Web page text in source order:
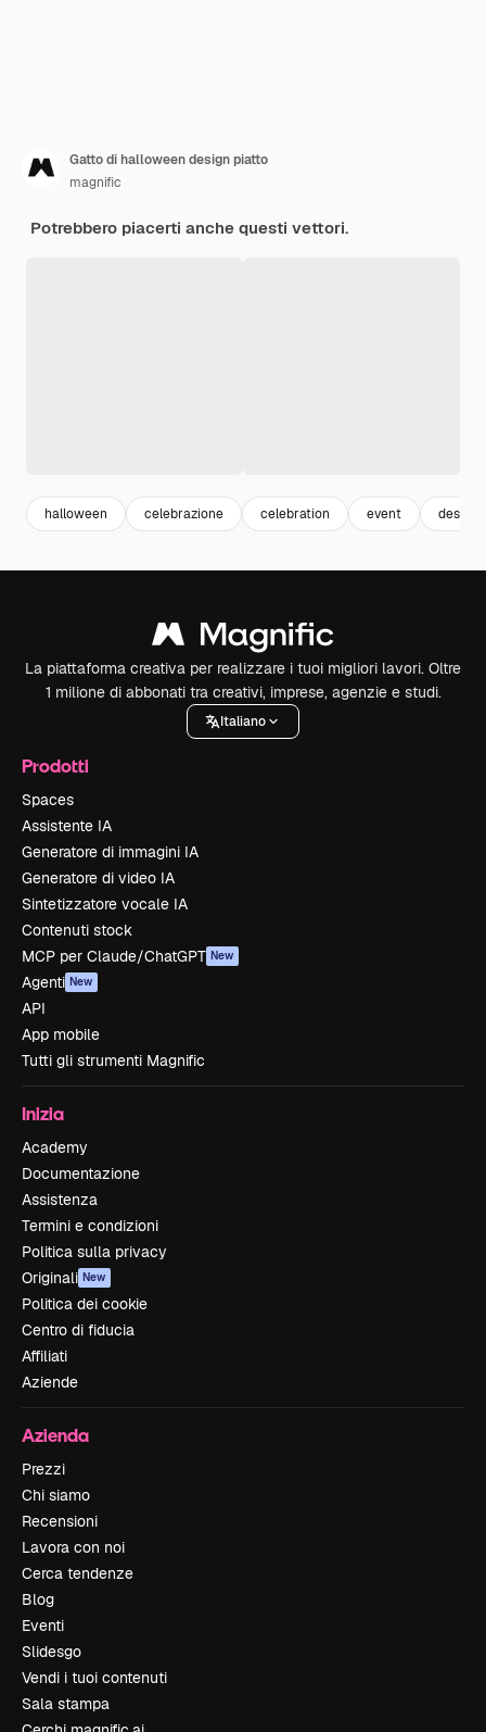
Gatto di halloween design piatto
magnific
Potrebbero piacerti anche questi vettori.
halloween celebrazione celebration event design
La piattaforma creativa per realizzare i tuoi migliori lavori. Oltre
1 milione di abbonati tra creativi, imprese, agenzie e studi.
Italiano
Prodotti
Spaces
Assistente IA
Generatore di immagini IA
Generatore di video IA
Sintetizzatore vocale IA
Contenuti stock
MCP per Claude/ChatGPT New
Agenti New
API
App mobile
Tutti gli strumenti Magnific
Inizia
Academy
Documentazione
Assistenza
Termini e condizioni
Politica sulla privacy
Originali New
Politica dei cookie
Centro di fiducia
Affiliati
Aziende
Azienda
Prezzi
Chi siamo
Recensioni
Lavora con noi
Cerca tendenze
Blog
Eventi
Slidesgo
Vendi i tuoi contenuti
Sala stampa